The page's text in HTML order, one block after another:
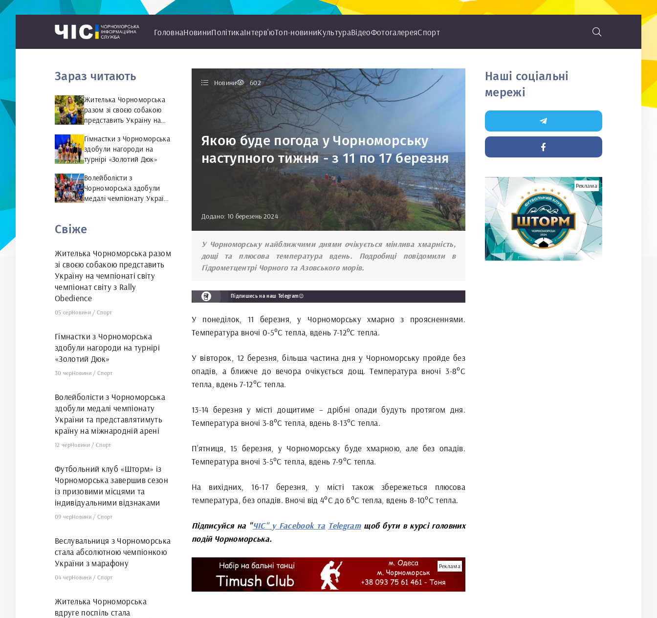
ГоловнаНовиниПолітикаІнтерв'юТоп-новиниКультураВідеоФотогалереяСпорт
Новини 602
Якою буде погода у Чорноморську
наступного тижня - з 11 по 17 березня
Додано: 10 березень 2024
У Чорноморську найближчими днями очікується мінлива хмарність,
дощі та плюсова температура вдень. Подробиці повідомили в
Гідрометцентрі Чорного та Азовського морів.
Підпишись на наш Telegram😉
У понеділок, 11 березня, у Чорноморську хмарно з проясненнями.
Температура вночі 0-5°С тепла, вдень 7-12°С тепла.
У вівторок, 12 березня, більша частина дня у Чорноморську пройде без
опадів, а ближче до вечора очікується дощ. Температура вночі 3-8°С
тепла, вдень 7-12°С тепла.
13-14 березня у місті дощитиме – дрібні опади будуть протягом дня.
Температура вночі 3-8°С тепла, вдень 8-13°С тепла.
П’ятниця, 15 березня, у Чорноморську буде хмарною, але без опадів.
Температура вночі 3-5°С тепла, вдень 7-9°С тепла.
На вихідних, 16-17 березня, у місті також збережеться плюсова
температура, без опадів. Вночі від 4°С до 6°С тепла, вдень 8-10°С тепла.
Підписуйся на "ЧІС" у Facebook та Telegram щоб бути в курсі головних
подій Чорноморська.
Реклама
Зараз читають
Жителька Чорноморська
разом зі своєю собакою
представить Україну на
світу з Rally Obedience
Гімнастки з Чорноморська
здобули нагороди на
турнірі «Золотий Дюк»
Волейболісти з
Чорноморська здобули
медалі чемпіонату України
арені
Свіже
Жителька Чорноморська разом
зі своєю собакою представить
Україну на чемпіонаті світу
чемпіонат світу з Rally
Obedience
05 серНовини /Спорт
Гімнастки з Чорноморська
здобули нагороди на турнірі
«Золотий Дюк»
30 черНовини /Спорт
Волейболісти з Чорноморська
здобули медалі чемпіонату
України та представлятимуть
країну на міжнародній арені
12 черНовини /Спорт
Футбольний клуб «Шторм» із
Чорноморська завершив сезон
із призовими місцями та
індивідуальними відзнаками
09 черНовини /Спорт
Веслувальниця з Чорноморська
стала абсолютною чемпіонкою
України з марафону
04 черНовини /Спорт
Жителька Чорноморська
вдруге поспіль стала
Наші соціальні
мережі
Реклама